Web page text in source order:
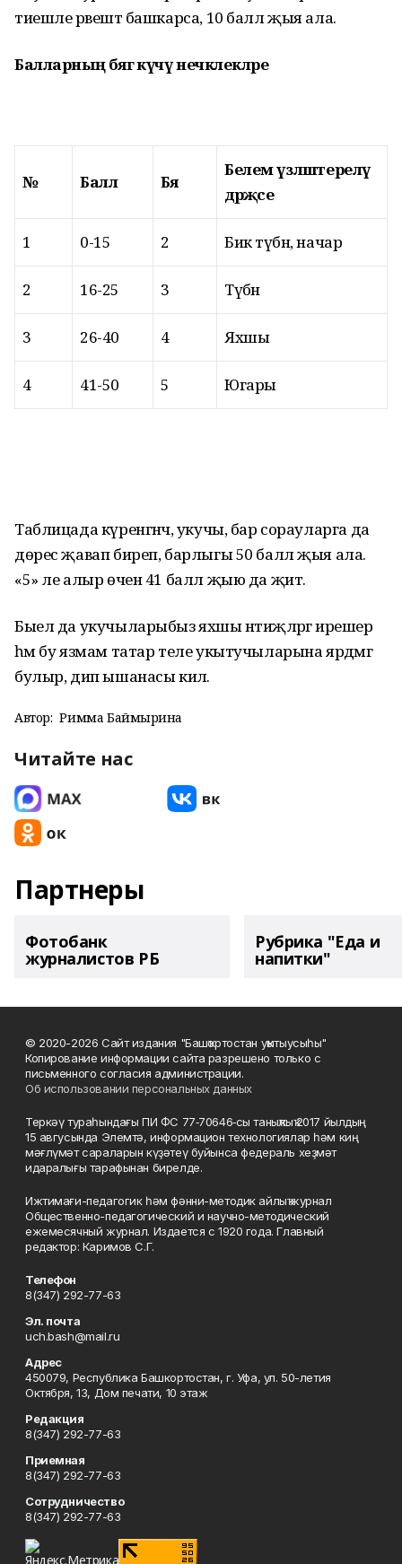
тиешле рәвештә башкарса, 10 балл җыя ала.
Балларның бәягә күчү нечкәлекләре
№ Балл Бәя
Белем үзләштерелү
дә­рә­җә­се
1 0-15 2 Бик түбән, начар
2 16-25 3 Түбән
3 26-40 4 Яхшы
4 41-50 5 Югары
Таблицада күренгәнчә, укучы, бар сорауларга да
дөрес җавап биреп, барлыгы 50 балл җыя ала.
«5» ле алыр өчен 41 балл җыю да җитә.
Быел да укучыларыбыз яхшы нәтиҗәләргә ирешер
һәм бу язмам татар теле укытучыларына ярдәмгә
булыр, дип ышанасы килә.
Автор: Римма Баймырҙина
Читайте нас
Партнеры
Фотобанк
журналистов РБ
Рубрика "Еда и
напитки"
© 2020-2026 Сайт издания "Башҡортостан уҡытыусыһы"
Копирование информации сайта разрешено только с
письменного согласия администрации.
Об использовании персональных данных
Теркәү тураһындағы ПИ ФС 77‑70646‑сы таныҡлыҡ 2017 йылдың
15 авгусында Элемтә, информацион технологиялар һәм киң
мәғлүмәт сараларын күҙәтеү буйынса федераль хеҙмәт
идаралығы тарафынан бирелде.
Ижтимағи-педагогик һәм фәнни-методик айлыҡ журнал
Общественно-педагогический и научно-методический
ежемесячный журнал. Издается с 1920 года. Главный
редактор: Каримов С.Г.
Телефон
8(347) 292-77-63
Эл. почта
uch.bash@mail.ru
Адрес
450079, Республика Башкортостан, г. Уфа, ул. 50-летия
Октября, 13, Дом печати, 10 этаж
Редакция
8(347) 292-77-63
Приемная
8(347) 292-77-63
Сотрудничество
8(347) 292-77-63